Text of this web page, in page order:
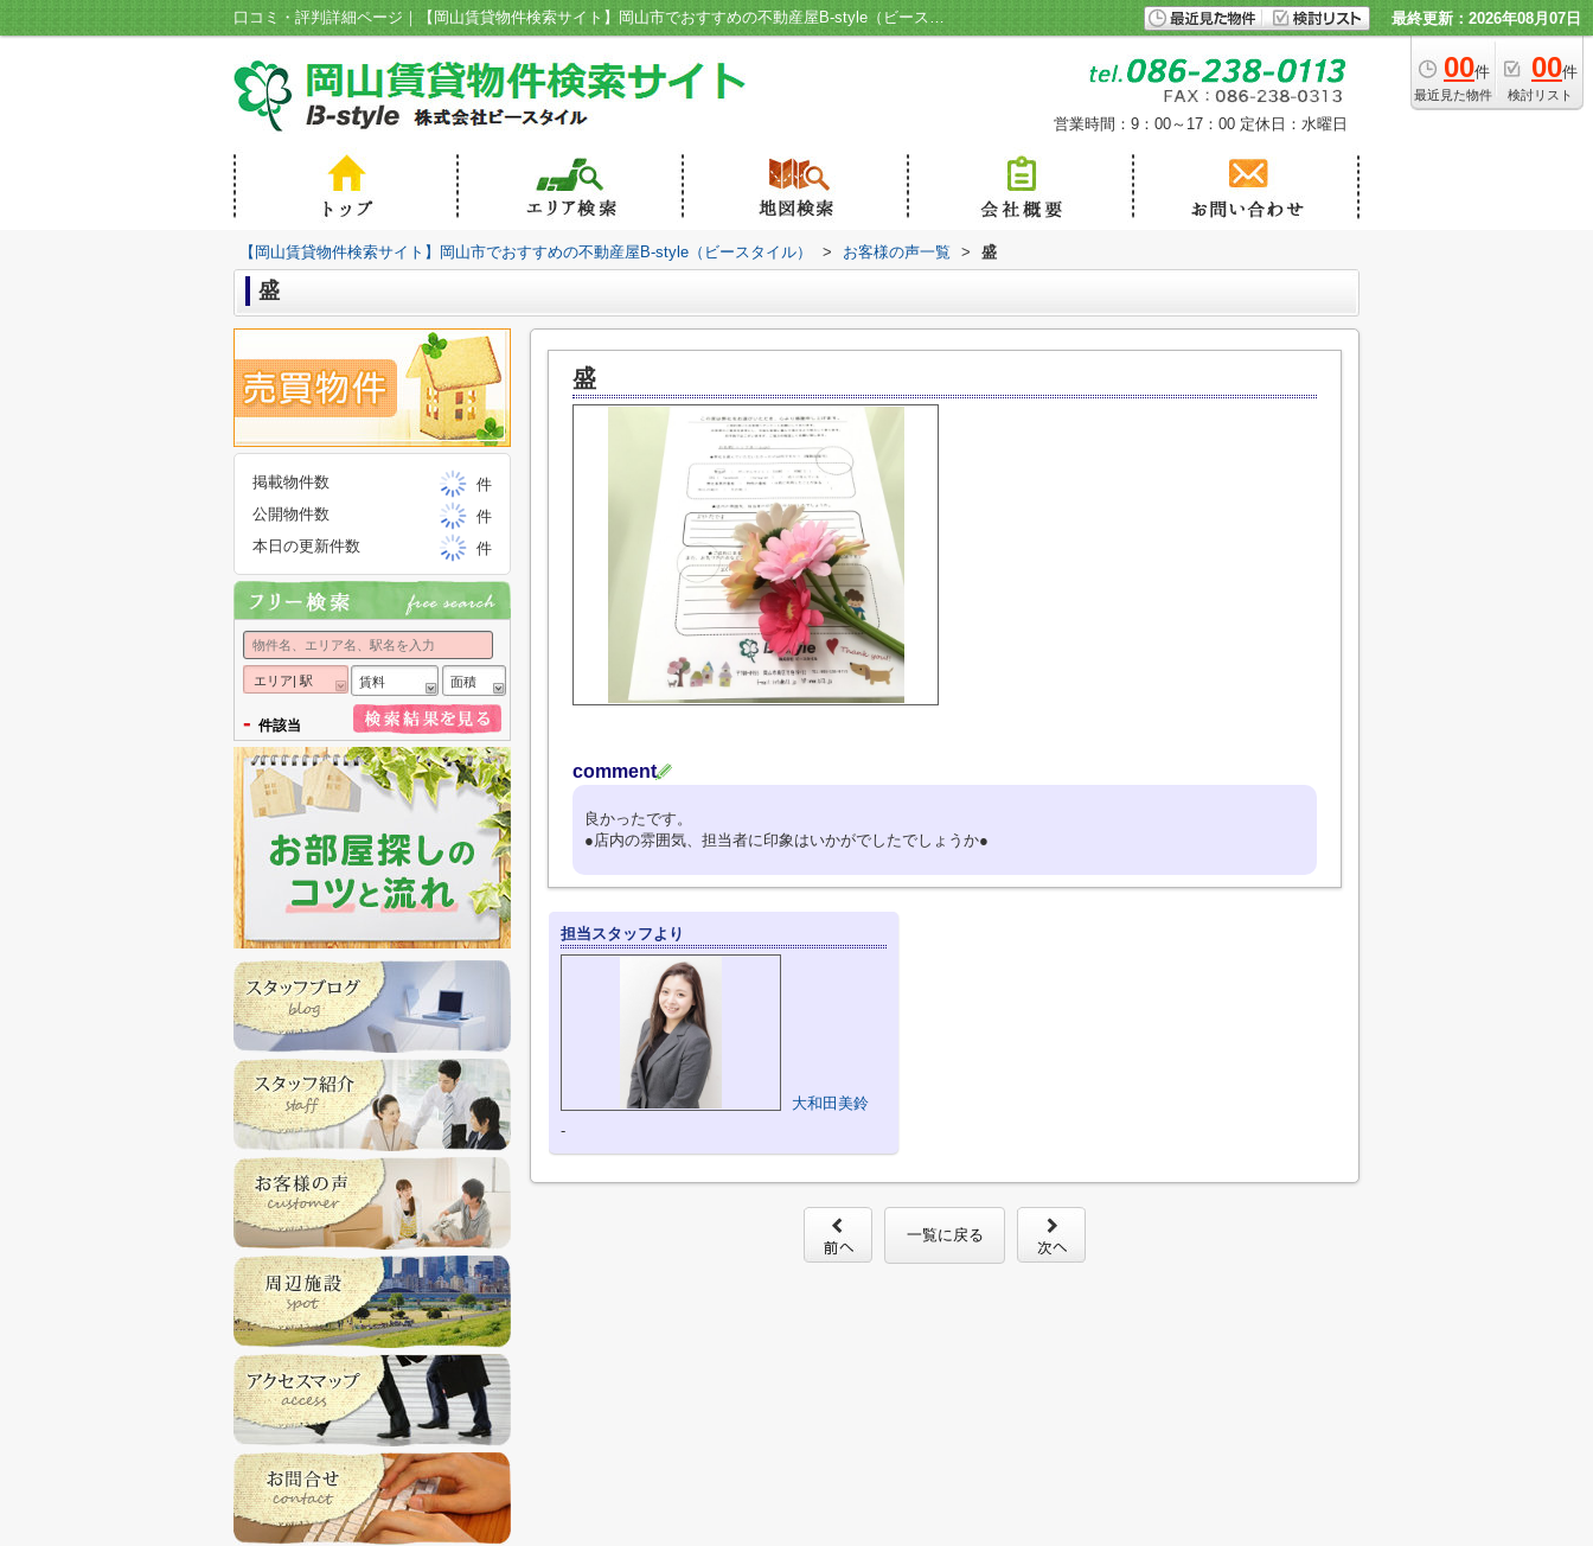
口コミ・評判詳細ページ｜【岡山賃貸物件検索サイト】岡山市でおすすめの不動産屋B-style（ビースタイル） 最終更新：2026年08月07日
00件
最近見た物件
00件
検討リスト
営業時間：9：00～17：00 定休日：水曜日
【岡山賃貸物件検索サイト】岡山市でおすすめの不動産屋B-style（ビースタイル） > お客様の声一覧 > 盛
盛
盛
comment
良かったです。
●店内の雰囲気、担当者に印象はいかがでしたでしょうか●
担当スタッフより
大和田美鈴
-
一覧に戻る
掲載物件数
件
公開物件数
件
本日の更新件数
件
エリア| 駅 賃料 面積
- 件該当